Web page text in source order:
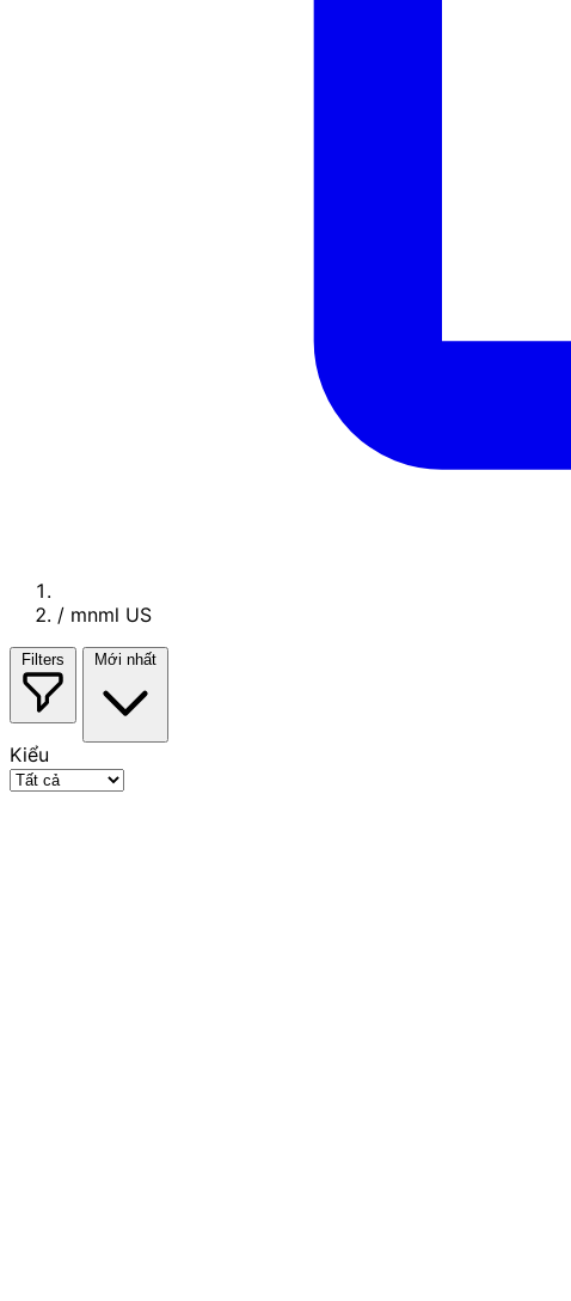
/ mnml US
Filters Mới nhất
Kiểu